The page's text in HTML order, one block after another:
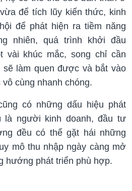
để tích lũy kiến thức, kinh
để phát hiện ra tiềm năng
nhiên, quá trình khởi đầu
vài khúc mắc, song chỉ cần
làm quen được và bắt vào
là người kinh doanh, đầu tư
đều có thể gặt hái những
mô thu nhập ngày càng mở
hướng phát triển phù hợp.